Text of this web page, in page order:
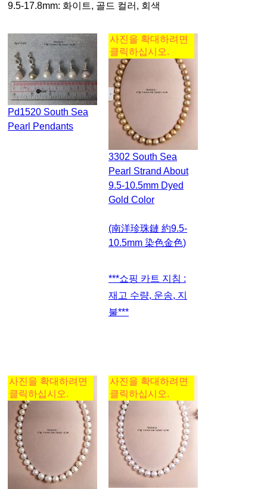
9.5-17.8mm: 화이트, 골드 컬러, 회색
Pd1520 South Sea
Pearl Pendants
사진을 확대하려면
클릭하십시오.
3302 South Sea
Pearl Strand About
9.5-10.5mm Dyed
Gold Color
(南洋珍珠鏈 約9.5-
10.5mm 染色金色)
***쇼핑 카트 지침 :
재고 수량, 운송, 지
불***
사진을 확대하려면
클릭하십시오.
사진을 확대하려면
클릭하십시오.